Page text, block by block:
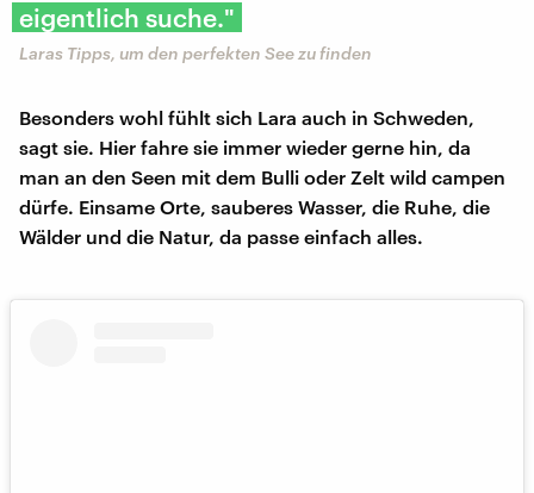
eigentlich suche."
Laras Tipps, um den perfekten See zu finden
Besonders wohl fühlt sich Lara auch in Schweden,
sagt sie. Hier fahre sie immer wieder gerne hin, da
man an den Seen mit dem Bulli oder Zelt wild campen
dürfe. Einsame Orte, sauberes Wasser, die Ruhe, die
Wälder und die Natur, da passe einfach alles.